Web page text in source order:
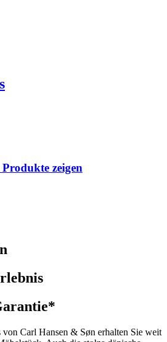
zeigen
Carl Hansen & Søn erhalten Sie weit